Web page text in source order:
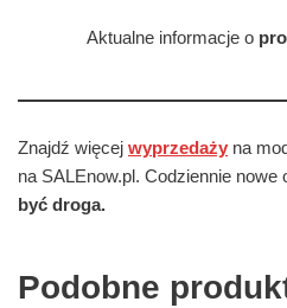
Aktualne informacje o
Znajdź więcej wyprzedaży na
na SALEnow.pl. Codziennie nowe
być droga.
Podobne